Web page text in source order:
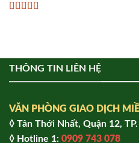
THÔNG TIN LIÊN HỆ
VĂN PHÒNG GIAO DỊCH
◊ Tân Thới Nhất, Quận 12,
◊ Hotline 1: 0909 743 078